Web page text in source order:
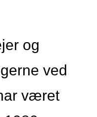
og
ved
været